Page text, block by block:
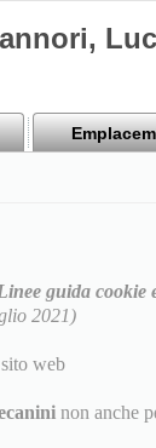
guida cookie
2021)
web
non anche